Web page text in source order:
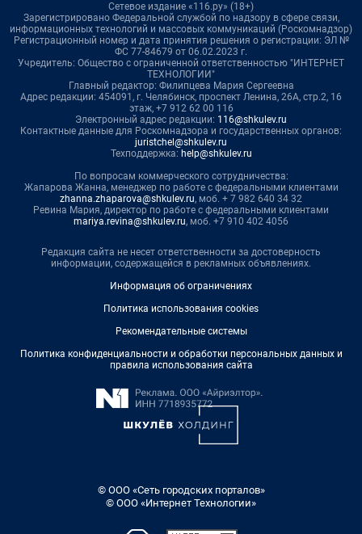
Сетевое издание «116.ру» (18+)
Зарегистрировано Федеральной службой по надзору в сфере связи,
информационных технологий и массовых коммуникаций (Роскомнадзор)
Регистрационный номер и дата принятия решения о регистрации: ЭЛ №
ФС 77-84679 от 06.02.2023 г.
Учредитель: Общество с ограниченной ответственностью "ИНТЕРНЕТ
ТЕХНОЛОГИИ"
Главный редактор: Филипцева Мария Сергеевна
Адрес редакции: 454091, г. Челябинск, проспект Ленина, 26А, стр.2, 16
этаж, +7 912 62 00 116
Электронный адрес редакции: 116@shkulev.ru
Контактные данные для Роскомнадзора и государственных органов:
juristchel@shkulev.ru
Техподдержка: help@shkulev.ru
По вопросам коммерческого сотрудничества:
Жапарова Жанна, менеджер по работе с федеральными клиентами
zhanna.zhaparova@shkulev.ru, моб. + 7 982 640 34 32
Ревина Мария, директор по работе с федеральными клиентами
mariya.revina@shkulev.ru, моб. +7 910 402 4056
Редакция сайта не несет ответственности за достоверность
информации, содержащейся в рекламных объявлениях.
Информация об ограничениях
Политика использования cookies
Рекомендательные системы
Политика конфиденциальности и обработки персональных данных и
правила использования сайта
© ООО «Сеть городских порталов»
© ООО «Интернет Технологии»